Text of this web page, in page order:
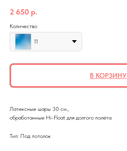
2 650 р.
Количество
11
В КОРЗИНУ
Латексные шары 30 см.,
обработанные Hi-Float для долгого полёта
Тип: Под потолок